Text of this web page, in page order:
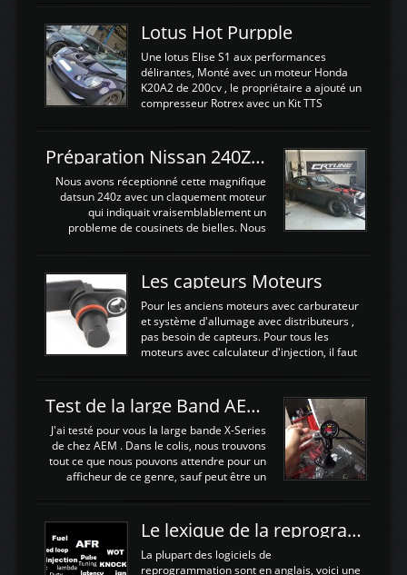
est temps de brancher le ...
légere découpe du plastique inferieur,
negénant en rien la structure ou le
fonctionnement du fond plat. Une
reprogrammation Stage 2 est faite sur le
calculateur d'origine. Une alternative
économique au passage sur Hondata
d'origine 310cv et 400Nn , Une fois
reprogrammé et les ...
Lotus Hot Purpple
Une lotus Elise S1 aux performances
délirantes, Monté avec un moteur Honda
K20A2 de 200cv , le propriétaire a ajouté un
compresseur Rotrex avec un Kit TTS
d'augmenter la puissance de son moteur:
un watercooler a été ajouté. 300Cv sans
échangeurLa lotus équipée d'un Hondata
Kpro et d'une large bande pour le réglage
Avantages et inconvénients d'un
watercooler sur un moteur compressé: Un
calorifique de l'eau est bien plus
importante que celle de ...
Préparation Nissan 240Z SR20DET
Nous avons réceptionné cette magnifique
datsun 240z avec un claquement moteur
qui indiquait vraisemblablement un
probleme de cousinets de bielles. Nous
SR20DET . Nous avons remplacé le
vilebrequin ainsi que la bielle abimée. Les
cylindres étant en bon état, nous avons
juste procédé à un déglaçage et au
remplacement de la segmentation, ainsi
que la pompe à huile, Joint de culasse HKS,
paire d'arbres a cames HKS est ajoutée
ainsi qu'un turbo GARETT ...
Les capteurs Moteurs
Pour les anciens moteurs avec carburateur
et système d'allumage avec distributeurs ,
pas besoin de capteurs. Pour tous les
moteurs avec calculateur d'injection, il faut
vilbrequin, Papillon, pedale.Les capteurs de
température; Eau, huile, échappement, air
d'admissionDébimetre (air)Les capteurs de
pression; suralimentation, essence, huile,
Capteurs de vitesse (boite ou roues) Les
Capteurs de position. Les capteurs de
électronique. C'est avec ces ...
Test de la large Band AEM X-Series 30-0300
J'ai testé pour vous la large bande X-Series
de chez AEM . Dans le colis, nous trouvons
tout ce que nous pouvons attendre pour un
afficheur de ce genre, sauf peut être un
https://www.youtube.com/embed/KAVwZKm-
JiU Au Déballage nous trouvons , l'afficheur
très fin et très léger , le faisceau de câbles
pour alimenter la sonde , le cable pour la
Le lexique de la reprogrammation Moteur
La plupart des logiciels de
reprogrammation sont en anglais, voici une